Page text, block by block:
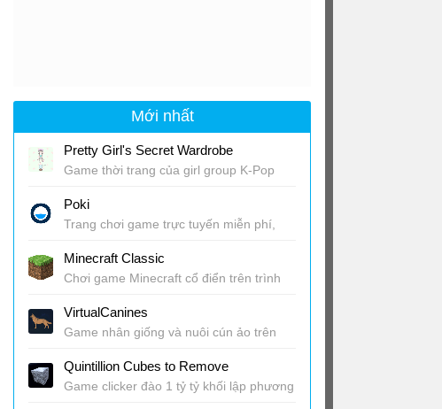
Mới nhất
Pretty Girl's Secret Wardrobe
Game thời trang của girl group K-Pop
Poki
Trang chơi game trực tuyến miễn phí,
Minecraft Classic
Chơi game Minecraft cổ điển trên trình
VirtualCanines
Game nhân giống và nuôi cún ảo trên
Quintillion Cubes to Remove
Game clicker đào 1 tỷ tỷ khối lập phương